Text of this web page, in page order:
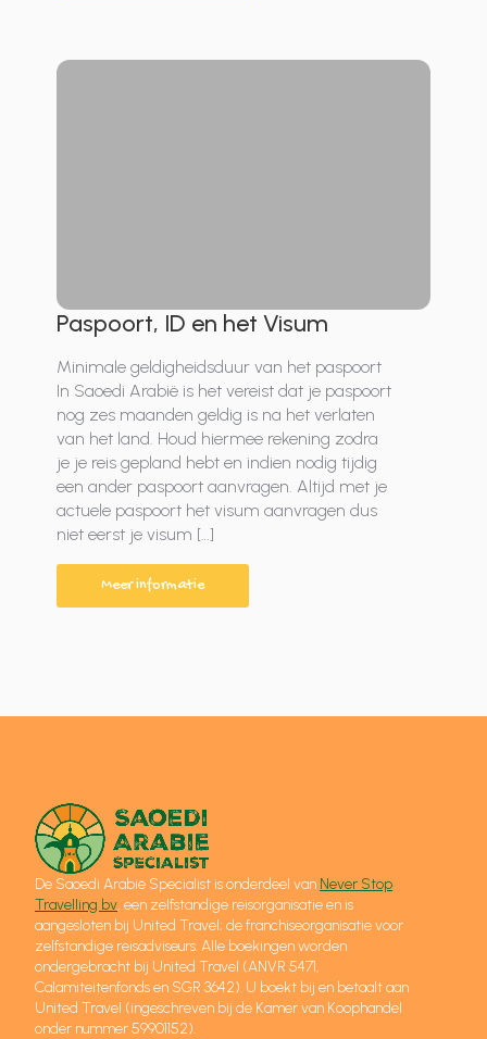
Paspoort, ID en het Visum
Minimale geldigheidsduur van het paspoort
In Saoedi Arabië is het vereist dat je paspoort
nog zes maanden geldig is na het verlaten
van het land. Houd hiermee rekening zodra
je je reis gepland hebt en indien nodig tijdig
een ander paspoort aanvragen. Altijd met je
actuele paspoort het visum aanvragen dus
niet eerst je visum […]
Meer informatie
De Saoedi Arabië Specialist is onderdeel van Never Stop
Travelling bv, een zelfstandige reisorganisatie en is
aangesloten bij United Travel; de franchiseorganisatie voor
zelfstandige reisadviseurs. Alle boekingen worden
ondergebracht bij United Travel (ANVR 5471,
Calamiteitenfonds en SGR 3642). U boekt bij en betaalt aan
United Travel (ingeschreven bij de Kamer van Koophandel
onder nummer 59901152).